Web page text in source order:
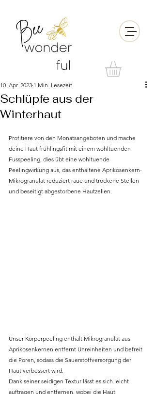
Schlüpfe aus der
Winterhaut
10. Apr. 2023 1 Min. Lesezeit
Profitiere von den Monatsangeboten und mache
deine Haut frühlingsfit mit einem wohltuenden
Fusspeeling, dies übt eine wohltuende
Peelingwirkung aus, das enthaltene Aprikosenkern-
Mikrogranulat reduziert raue und trockene Stellen
und beseitigt abgestorbene Hautzellen.
Unser Körperpeeling enthält Mikrogranulat aus
Aprikosenkernen entfernt Unreinheiten und befreit
die Poren, sodass die Sauerstoffversorgung der
Haut verbessert wird.
Dank seiner seidigen Textur lässt es sich leicht
auftragen und entfernen, wobei die Haut